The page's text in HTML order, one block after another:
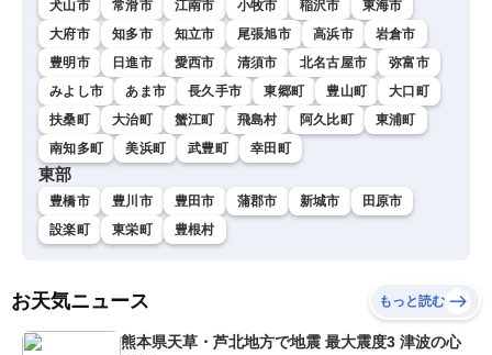
犬山市 常滑市 江南市 小牧市 稲沢市
東海市
大府市
知多市 知立市 尾張旭市 高浜市
岩倉市
豊明市
日進市 愛西市 清須市 北名古屋市
弥富市
みよし市
あま市 長久手市 東郷町 豊山町
大口町
扶桑町
大治町 蟹江町 飛島村 阿久比町
東浦町
南知多町
美浜町 武豊町 幸田町
東部
豊橋市 豊川市 豊田市 蒲郡市 新城市
田原市
設楽町
東栄町 豊根村
お天気ニュース もっと読む
熊本県天草・芦北地方で地震 最大震度3 津波の心